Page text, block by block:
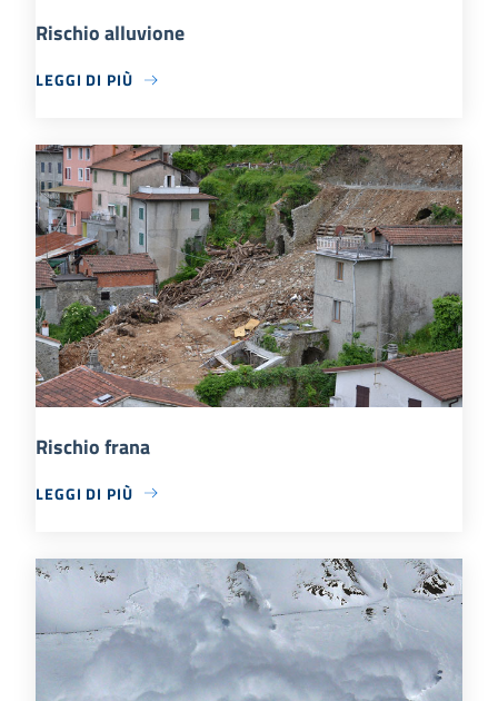
Rischio alluvione
LEGGI DI PIÙ
Rischio frana
LEGGI DI PIÙ